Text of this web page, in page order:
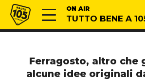
Vai al contenuto
Radio 105 ON AIR
TUTTO BENE A
Ferragosto, altro che
alcune idee originali